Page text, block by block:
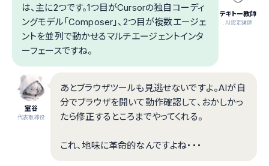
テキトー教師
.AI認定講師
は、主に2つです。1つ目がCursorの独自コーディ
ングモデル「Composer」、2つ目が複数エージェ
ントを並列で動かせるマルチエージェントインタ
ーフェースですね。
室谷
代表取締役
あとブラウザツールも見逃せないですよ。AIが自
分でブラウザを開いて動作確認して、おかしかっ
たら修正するところまでやってくれる。
これ、地味に革命的なんですよね・・・